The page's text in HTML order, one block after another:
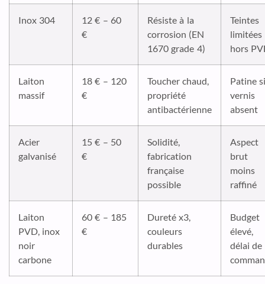
Inox 304
12 € – 60
€
Résiste à la
corrosion (EN
1670 grade 4)
Teintes
limitées
hors
Laiton
massif
18 € – 120
€
Toucher chaud,
propriété
antibactérienne
Patine
vernis
absent
Acier
galvanisé
15 € – 50
€
Solidité,
fabrication
française
possible
Aspect
brut
moins
raffiné
Laiton
PVD, inox
noir
carbone
60 € – 185
€
Dureté x3,
couleurs
durables
Budget
élevé,
délai de